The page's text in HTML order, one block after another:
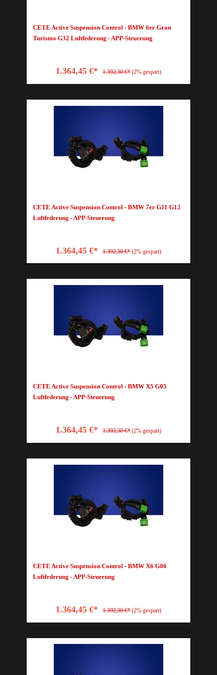
CETE Active Suspension Control - BMW 6er Gran
Turismo G32 Luftfederung - APP-Steuerung
1.364,45 €* 1.392,30 €* (2% gespart)
CETE Active Suspension Control - BMW 7er G11 G12
Luftfederung - APP-Steuerung
1.364,45 €* 1.392,30 €* (2% gespart)
CETE Active Suspension Control - BMW X5 G05
Luftfederung - APP-Steuerung
1.364,45 €* 1.392,30 €* (2% gespart)
CETE Active Suspension Control - BMW X6 G06
Luftfederung - APP-Steuerung
1.364,45 €* 1.392,30 €* (2% gespart)